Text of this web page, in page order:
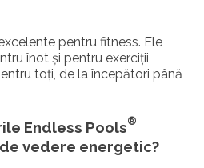
pentru fitness. Ele
înot și pentru exerciții
toți, de la începători până
Endless Pools®
vedere energetic?